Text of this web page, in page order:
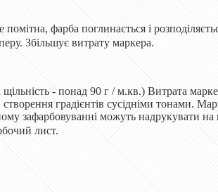
фарба поглинається і
Збільшує витрату маркера.
- понад 90 г / м.кв.) Витрата
створення градієнтів сусідніми тонами.
зафарбовуванні можуть надрукувати на
лист.